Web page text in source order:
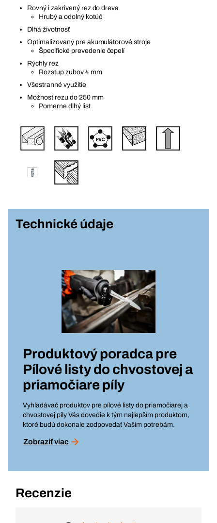
Rovný i zakrivený rez do dreva
Hrubý a odolný kotúč
Dlhá životnosť
Optimalizovaný pre akumulátorové stroje
Špecifické prevedenie čepelí
Rýchly rez
Rozstup zubov 4 mm
Všestranné využitie
Možnosť rezu do 250 mm
Pomerne dlhý list
Technické údaje
Produktový poradca pre
Pílové listy do chvostovej a
priamočiare píly
Vyhľadávač produktov pre pílové listy do priamočiarej a
chvostovej píly Vás dovedie k tým najlepším produktom,
ktoré budú dokonale zodpovedať Vašim potrebám.
Zobraziť viac
Recenzie